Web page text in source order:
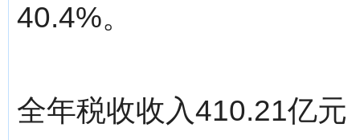
40.4%。
全年税收收入410.21亿